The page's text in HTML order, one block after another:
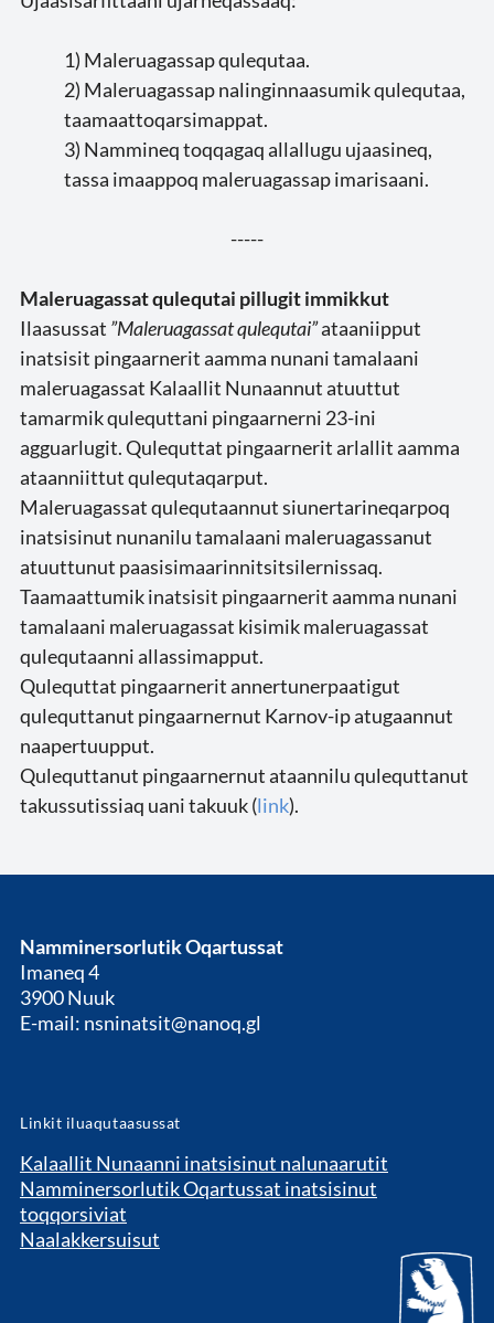
1) Maleruagassap qulequtaa.
2) Maleruagassap nalinginnaasumik qulequtaa,
taamaattoqarsimappat.
3) Nammineq toqqagaq allallugu ujaasineq,
tassa imaappoq maleruagassap imarisaani.
-----
Maleruagassat qulequtai pillugit immikkut
Ilaasussat ”Maleruagassat qulequtai”ataaniipput
inatsisit pingaarnerit aamma nunani tamalaani
maleruagassat Kalaallit Nunaannut atuuttut
tamarmik qulequttani pingaarnerni 23-ini
agguarlugit. Qulequttat pingaarnerit arlallit aamma
ataanniittut qulequtaqarput.
Maleruagassat qulequtaannut siunertarineqarpoq
inatsisinut nunanilu tamalaani maleruagassanut
atuuttunut paasisimaarinnitsitsilernissaq.
Taamaattumik inatsisit pingaarnerit aamma nunani
tamalaani maleruagassat kisimik maleruagassat
qulequtaanni allassimapput.
Qulequttat pingaarnerit annertunerpaatigut
qulequttanut pingaarnernut Karnov-ip atugaannut
naapertuupput.
Qulequttanut pingaarnernut ataannilu qulequttanut
takussutissiaq uani takuuk (link).
Namminersorlutik Oqartussat
Imaneq 4
3900 Nuuk
E-mail: nsninatsit@nanoq.gl
Linkit iluaqutaasussat
Kalaallit Nunaanni inatsisinut nalunaarutit
Namminersorlutik Oqartussat inatsisinut
toqqorsiviat
Naalakkersuisut